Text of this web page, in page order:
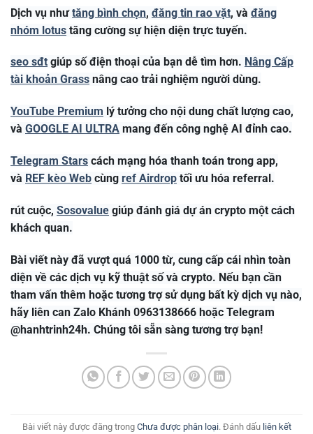
Dịch vụ nhưtăng bình chọn, đăng tin rao vặt, và đăng
nhóm lotus tăng cường sự hiện diện trực tuyến.
seo sđt giúp số điện thoại của bạn dễ tìm hơn. Nâng Cấp
tài khoản Grass nâng cao trải nghiệm người dùng.
YouTube Premium lý tưởng cho nội dung chất lượng cao,
và GOOGLE AI ULTRA mang đến công nghệ AI đỉnh cao.
Telegram Stars cách mạng hóa thanh toán trong app,
và REF kèo Web cùng ref Airdrop tối ưu hóa referral.
rút cuộc, Sosovalue giúp đánh giá dự án crypto một cách
khách quan.
Bài viết này đã vượt quá 1000 từ, cung cấp cái nhìn toàn
diện về các dịch vụ kỹ thuật số và crypto. Nếu bạn cần
tham vấn thêm hoặc tương trợ sử dụng bất kỳ dịch vụ nào,
hãy liên can Zalo Khánh 0963138666 hoặc Telegram
@hanhtrinh24h. Chúng tôi sẵn sàng tương trợ bạn!
Bài viết này được đăng trong Chưa được phân loại. Đánh dấu liên kết